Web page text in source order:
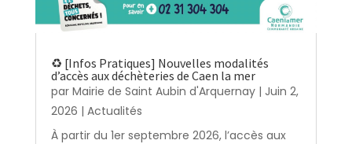
♻️ [Infos Pratiques] Nouvelles modalités
d’accès aux déchèteries de Caen la mer
par Mairie de Saint Aubin d'Arquernay| Juin 2,
2026 | Actualités
À partir du 1er septembre 2026, l’accès aux